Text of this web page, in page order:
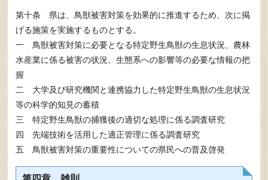
第十条 県は、鳥獣被害対策を効果的に推進するため、次に掲
げる施策を実施するものとする。
一 鳥獣被害対策に必要となる特定野生鳥獣の生息状況、農林
水産業に係る被害の状況、生態系への影響等の必要な情報の把
握
二 大学及び研究機関と連携協力した特定野生鳥獣の生息状況
等の科学的知見の蓄積
三 特定野生鳥獣の捕獲後の適切な処理に係る調査研究
四 先端技術を活用した適正管理に係る調査研究
五 鳥獣被害対策の重要性についての県民への普及啓発